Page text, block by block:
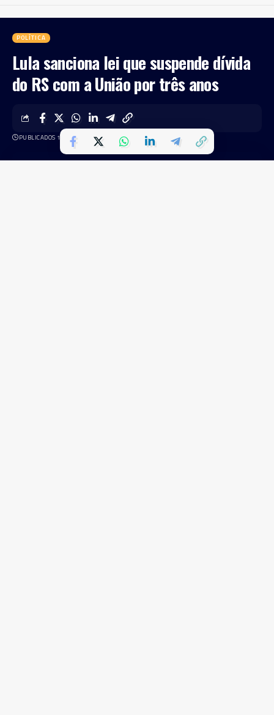
POLÍTICA
Lula sanciona lei que suspende dívida
do RS com a União por três anos
PUBLICADOS 17 DE MAIO DE 2024